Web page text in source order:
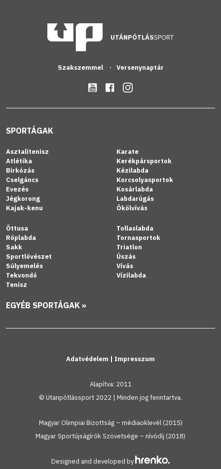
UTÁNPÓTLÁSSPORT
Szakszemmel Versenynaptár
SPORTÁGAK
Asztalitenisz
Atlétika
Birkózás
Cselgáncs
Evezés
Jégkorong
Kajak-kenu
Karate
Kerékpársportok
Kézilabda
Korcsolyasportok
Kosárlabda
Labdarúgás
Ökölvívás
Öttusa
Röplabda
Sakk
Sportlövészet
Súlyemelés
Tekvondó
Tenisz
Tollaslabda
Tornasportok
Triatlon
Úszás
Vívás
Vízilabda
EGYÉB SPORTÁGAK »
Adatvédelem | Impresszum
Alapítva: 2011
© Utanpótlássport 2022 | Minden jog fenntartva.
Magyar Olimpiai Bizottság – médiaoklevél (2015)
Magyar Sportújságírók Szövetsége – nívódíj (2018)
Designed and developed by